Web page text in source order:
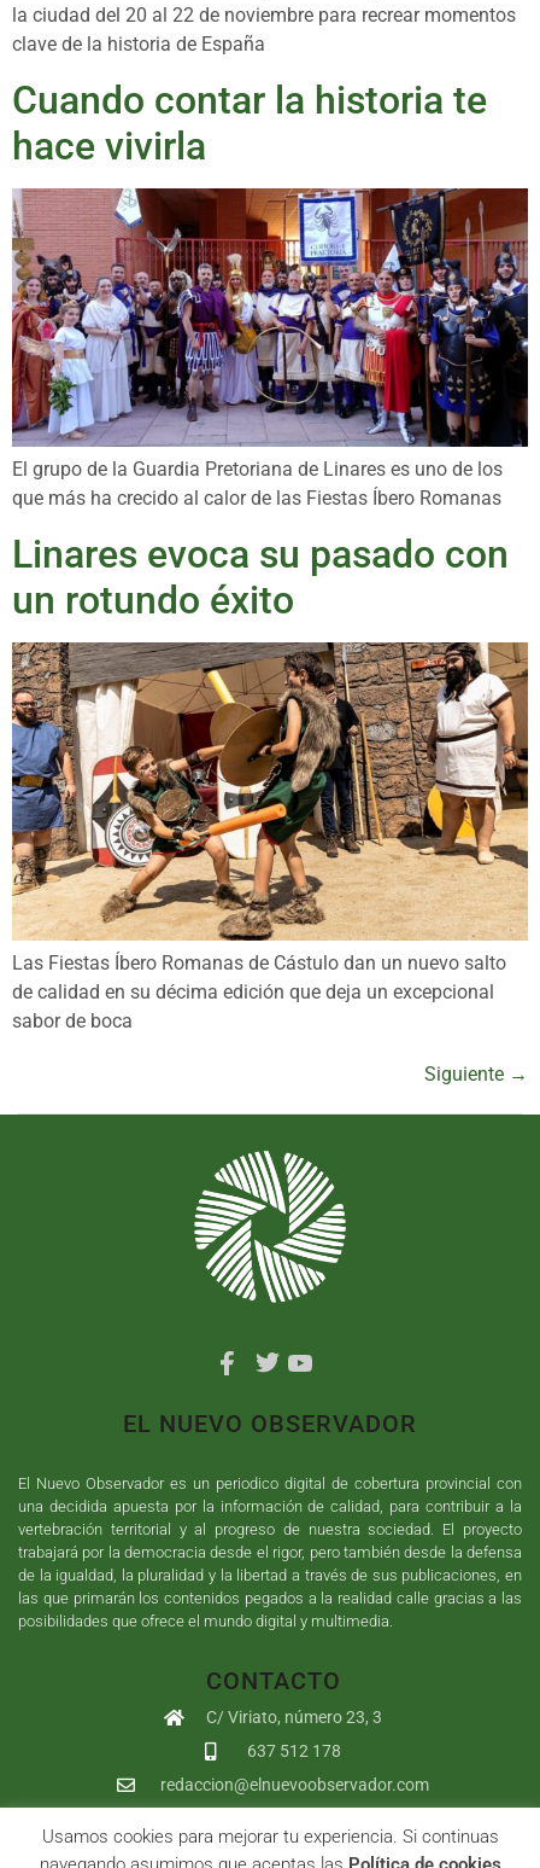
la ciudad del 20 al 22 de noviembre para recrear momentos
clave de la historia de España
Cuando contar la historia te
hace vivirla
El grupo de la Guardia Pretoriana de Linares es uno de los
que más ha crecido al calor de las Fiestas Íbero Romanas
Linares evoca su pasado con
un rotundo éxito
Las Fiestas Íbero Romanas de Cástulo dan un nuevo salto
de calidad en su décima edición que deja un excepcional
sabor de boca
Siguiente →
EL NUEVO OBSERVADOR
El Nuevo Observador es un periodico digital de cobertura provincial con
una decidida apuesta por la información de calidad, para contribuir a la
vertebración territorial y al progreso de nuestra sociedad. El proyecto
trabajará por la democracia desde el rigor, pero también desde la defensa
de la igualdad, la pluralidad y la libertad a través de sus publicaciones, en
las que primarán los contenidos pegados a la realidad calle gracias a las
posibilidades que ofrece el mundo digital y multimedia.
CONTACTO
C/ Viriato, número 23, 3
637 512 178
redaccion@elnuevoobservador.com
Copyright ©2026 El Nuevo Observador | Sumurdigital Diseño web
Usamos cookies para mejorar tu experiencia. Si continuas